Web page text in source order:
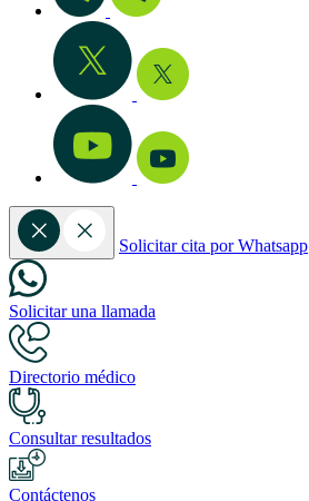
Solicitar cita por Whatsapp
Solicitar una llamada
Directorio médico
Consultar resultados
Contáctenos